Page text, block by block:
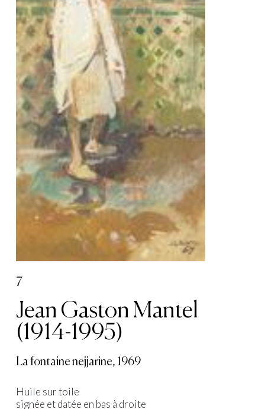
7
Jean Gaston Mantel
(1914-1995)
La fontaine nejjarine, 1969
Huile sur toile
signée et datée en bas à droite